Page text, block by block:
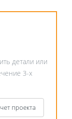
детали или
3-х
проекта